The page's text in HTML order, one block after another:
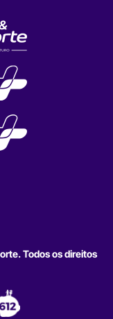
Todos os direitos